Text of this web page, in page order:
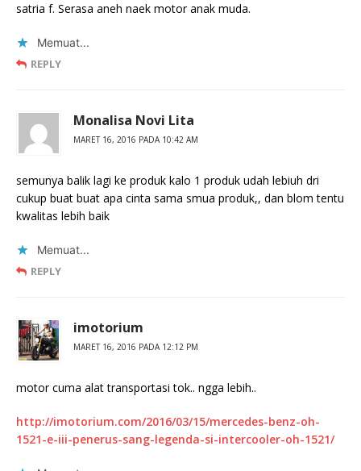
satria f. Serasa aneh naek motor anak muda.
Memuat...
REPLY
Monalisa Novi Lita
MARET 16, 2016 PADA 10:42 AM
semunya balik lagi ke produk kalo 1 produk udah lebiuh dri
cukup buat buat apa cinta sama smua produk,, dan blom tentu
kwalitas lebih baik
Memuat...
REPLY
imotorium
MARET 16, 2016 PADA 12:12 PM
motor cuma alat transportasi tok.. ngga lebih..
http://imotorium.com/2016/03/15/mercedes-benz-oh-
1521-e-iii-penerus-sang-legenda-si-intercooler-oh-1521/